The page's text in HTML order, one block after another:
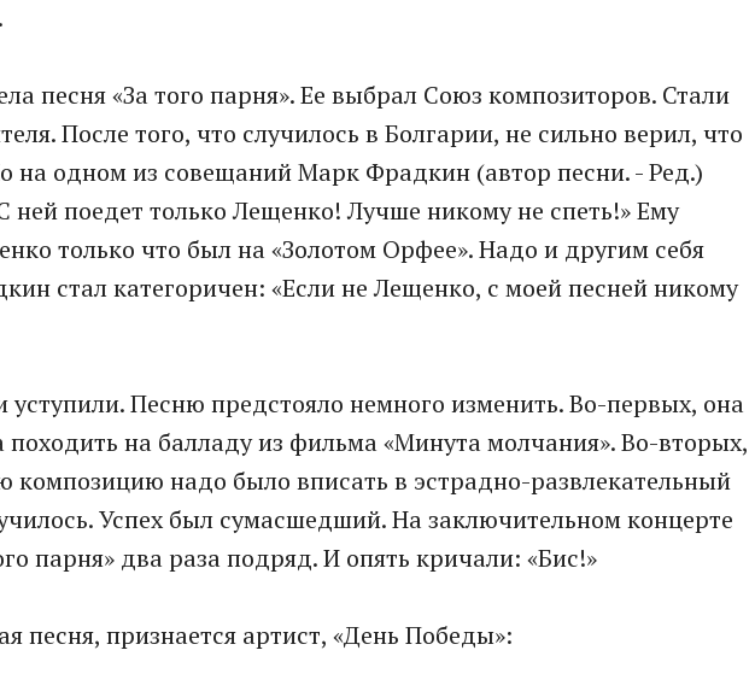
песня «За того парня». Ее выбрал Союз композиторов. Стали
После того, что случилось в Болгарии, не сильно верил, что
на одном из совещаний Марк Фрадкин (автор песни. - Ред.)
ней поедет только Лещенко! Лучше никому не спеть!» Ему
только что был на «Золотом Орфее». Надо и другим себя
стал категоричен: «Если не Лещенко, с моей песней никому
уступили. Песню предстояло немного изменить. Во-первых, она
на балладу из фильма «Минута молчания». Во-вторых,
композицию надо было вписать в эстрадно-развлекательный
Успех был сумасшедший. На заключительном концерте
парня» два раза подряд. И опять кричали: «Бис!»
песня, признается артист, «День Победы»: